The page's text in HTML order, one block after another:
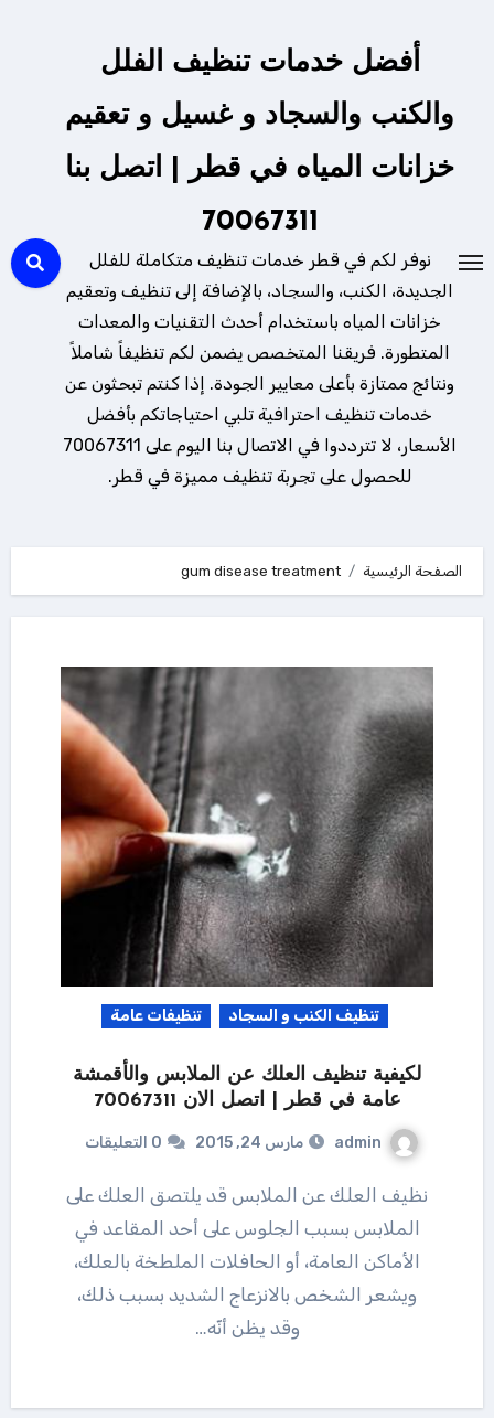
أفضل خدمات تنظيف الفلل
والكنب والسجاد و غسيل و تعقيم
خزانات المياه في قطر | اتصل بنا
70067311
نوفر لكم في قطر خدمات تنظيف متكاملة للفلل
الجديدة، الكنب، والسجاد، بالإضافة إلى تنظيف وتعقيم
خزانات المياه باستخدام أحدث التقنيات والمعدات
المتطورة. فريقنا المتخصص يضمن لكم تنظيفاً شاملاً
ونتائج ممتازة بأعلى معايير الجودة. إذا كنتم تبحثون عن
خدمات تنظيف احترافية تلبي احتياجاتكم بأفضل
الأسعار، لا تترددوا في الاتصال بنا اليوم على 70067311
للحصول على تجربة تنظيف مميزة في قطر.
الصفحة الرئيسية gum disease treatment
تنظيف الكنب و السجاد تنظيفات عامة
لكيفية تنظيف العلك عن الملابس والأقمشة
عامة في قطر | اتصل الان 70067311
admin مارس 24, 2015 0 التعليقات
نظيف العلك عن الملابس قد يلتصق العلك على
الملابس بسبب الجلوس على أحد المقاعد في
الأماكن العامة، أو الحافلات الملطخة بالعلك،
ويشعر الشخص بالانزعاج الشديد بسبب ذلك،
وقد يظن أنّه…